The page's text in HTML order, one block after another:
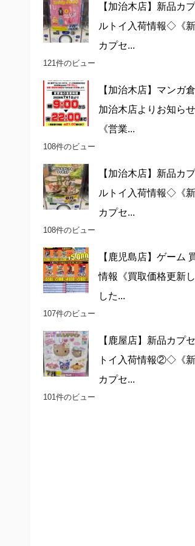
【加治木店】新品カ
ルトイ入荷情報◇《
カプセ...
121件のビュー
【加治木店】マンガ
加治木店よりお知らせ
《営業...
108件のビュー
【加治木店】新品カ
ルトイ入荷情報◇《
カプセ...
108件のビュー
【鹿児島店】ゲーム
情報《買取価格更新
した...
107件のビュー
【鹿屋店】新品カプ
トイ入荷情報②◇《
カプセ...
101件のビュー